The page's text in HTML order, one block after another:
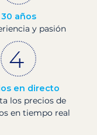
30 años
y pasión
en directo
los precios de
en tiempo real